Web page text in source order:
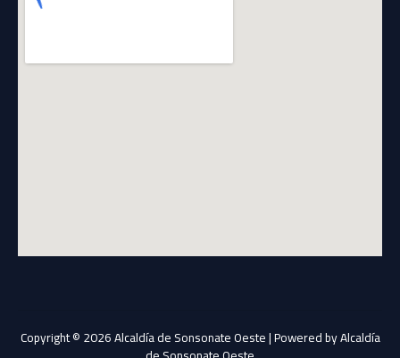
Copyright © 2026 Alcaldía de Sonsonate Oeste | Powered by Alcaldía